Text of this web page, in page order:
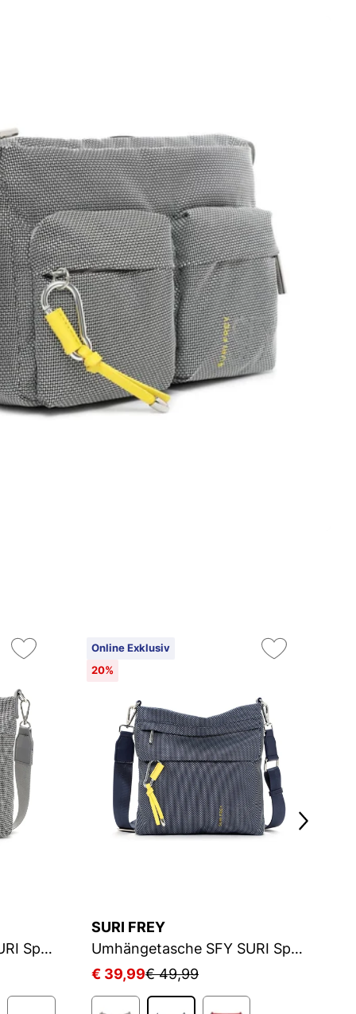
Umhängetasche SFY SURI Sports Marry
Online Exklusiv
20%
SURI FREY
Umhängetasche SFY SURI Sports Marry
€ 39,99€ 49,99